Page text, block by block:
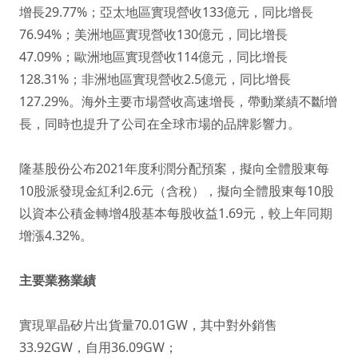
增長29.77%；亞太地區實現營收133億元，同比增長
76.94%；美洲地區實現營收130億元，同比增長
47.09%；歐洲地區實現營收114億元，同比增長
128.31%；非洲地區實現營收2.5億元，同比增長
127.29%。海外主要市場營收高速增長，帶動業績不斷增
長，同時也提升了公司在全球市場的品牌影響力。
隆基股份公布2021年度利潤分配預案，擬向全體股東每
10股派發現金紅利2.6元（含稅），擬向全體股東每10股
以資本公積金轉增4股基本每股收益1.69元，較上年同期
增漲4.32%。
主要業務業績
實現單晶矽片出貨量70.01GW，其中對外銷售
33.92GW，自用36.09GW；